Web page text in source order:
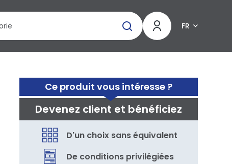
FR
Ce produit vous intéresse ?
Devenez client et bénéficiez
D'un choix sans équivalent
De conditions privilégiées